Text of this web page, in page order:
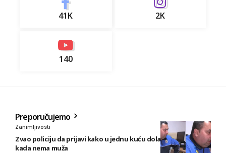
41K 2K
140
Preporučujemo
Zanimljivosti
Zvao policiju da prijavi kako u jednu kuću dolazi ljubavnik
kada nema muža